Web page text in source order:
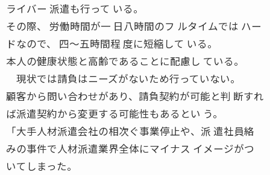
ライバー 派遣も行って いる。
その際、 労働時間が一 日八時間のフ ルタイムでは ハー
ドなので、 四〜五時間程 度に短縮して いる。
本人の健康状態と高齢であることに配慮し ている。
現状では請負はニーズがないため行っていない。
顧客から問い合わせがあり、請負契約が可能と判 断すれ
ば派遣契約から変更する可能性もあるとい う。
「大手人材派遣会社の相次ぐ事業停止や、派 遣社員絡
みの事件で人材派遣業界全体にマイナス イメージがつ
いてしまった。